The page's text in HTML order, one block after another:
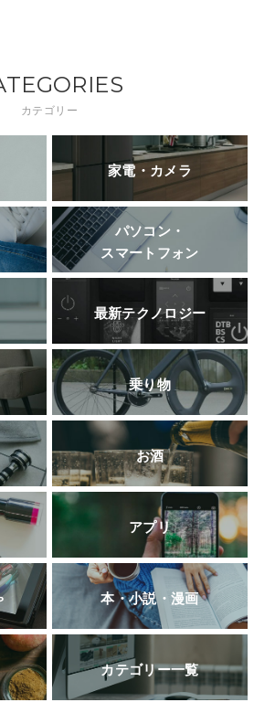
カテゴリー
家電・カメラ
パソコン・
スマートフォン
最新テクノロジー
乗り物
お酒
アプリ
本・小説・漫画
カテゴリー一覧